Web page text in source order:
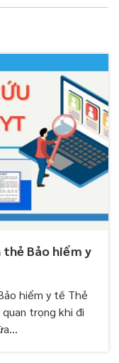
Bảo hiểm y
hiểm y tế Thẻ
trọng khi đi